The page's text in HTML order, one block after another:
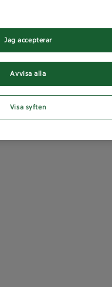
Avvisa alla
Jag accepterar
Visa syften